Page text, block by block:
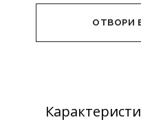
ОТВОРИ